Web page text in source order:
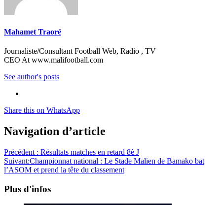
Mahamet Traoré
Journaliste/Consultant Football Web, Radio , TV
CEO At www.malifootball.com
See author's posts
Share this on WhatsApp
Navigation d’article
Précédent : Résultats matches en retard 8è J
Suivant:Championnat national : Le Stade Malien de Bamako bat
l’ASOM et prend la tête du classement
Plus d'infos